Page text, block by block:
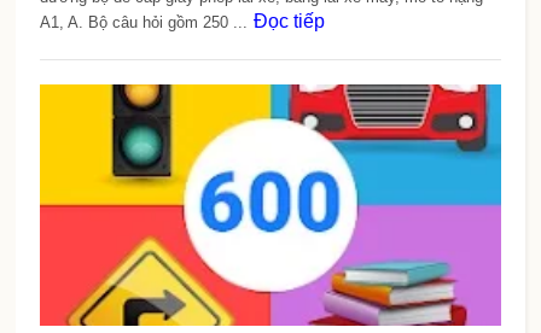
A1, A. Bộ câu hỏi gồm 250 ... Đọc tiếp